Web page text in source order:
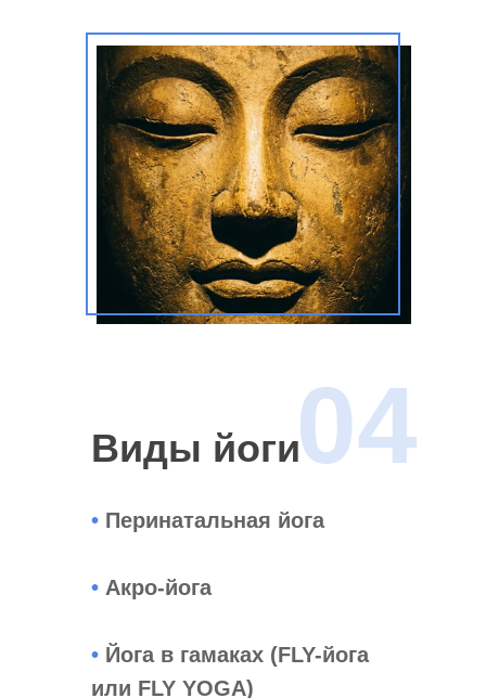
Виды йоги
• Перинатальная йога
• Акро-йога
• Йога в гамаках (FLY-йога
или FLY YOGA)
04